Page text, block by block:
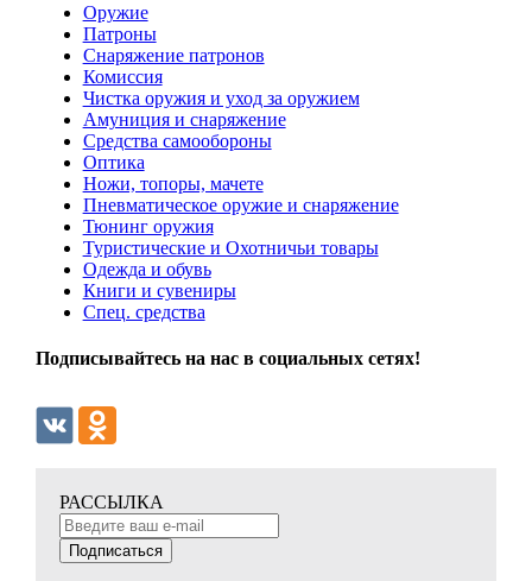
Оружие
Патроны
Снаряжение патронов
Комиссия
Чистка оружия и уход за оружием
Амуниция и снаряжение
Средства самообороны
Оптика
Ножи, топоры, мачете
Пневматическое оружие и снаряжение
Тюнинг оружия
Туристические и Охотничьи товары
Одежда и обувь
Книги и сувениры
Спец. средства
Подписывайтесь на нас в социальных сетях!
РАССЫЛКА
Подписаться